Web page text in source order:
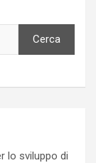
Cerca
lo sviluppo di